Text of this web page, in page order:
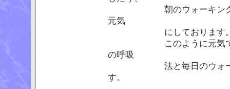
朝のウォーキングも今
元気
にしております
このように元気でいら
の呼吸
法と毎日のウォーキン
す。